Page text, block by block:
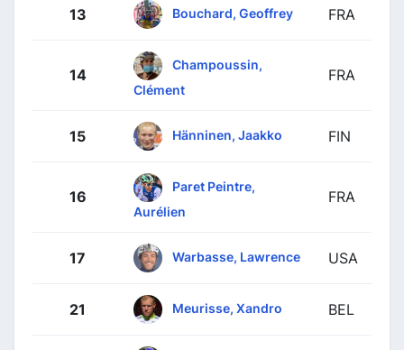
13 Bouchard, Geoffrey FRA
14
Champoussin,
Clément
FRA
15 Hänninen, Jaakko FIN
16
Paret Peintre,
Aurélien
FRA
17 Warbasse, Lawrence USA
21 Meurisse, Xandro BEL